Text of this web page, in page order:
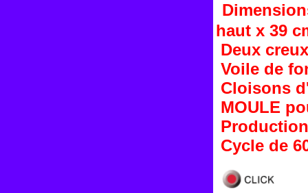
haut x 39
Deux
Voile de
Cloisons
MOULE
Cycle de